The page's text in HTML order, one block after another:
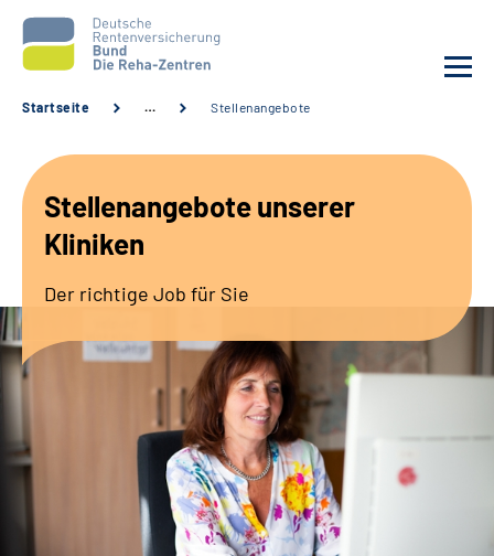
Unsere Kliniken
Sozialdienste & Zuweisende
Erweiterte Suche
Gebärdensprache
Startseite … Stellenangebote
Stellenangebote unserer
Kliniken
Der richtige Job für Sie